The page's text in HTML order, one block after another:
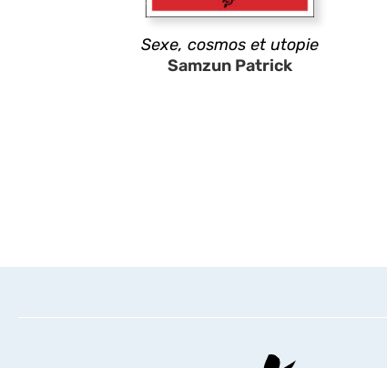
Sexe, cosmos et utopie
Samzun Patrick